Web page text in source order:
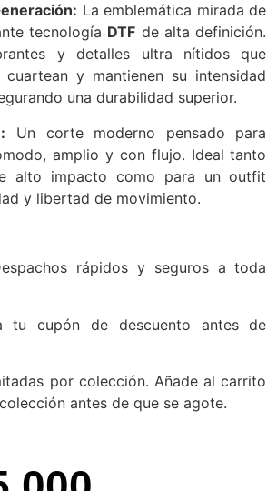
La emblemática mirada de
tecnología DTF de alta definición.
y detalles ultra nítidos que
y mantienen su intensidad
una durabilidad superior.
Un corte moderno pensado para
amplio y con flujo. Ideal tanto
alto impacto como para un outfit
y libertad de movimiento.
rápidos y seguros a toda
tu cupón de descuento antes de
por colección. Añade al carrito
antes de que se agote.